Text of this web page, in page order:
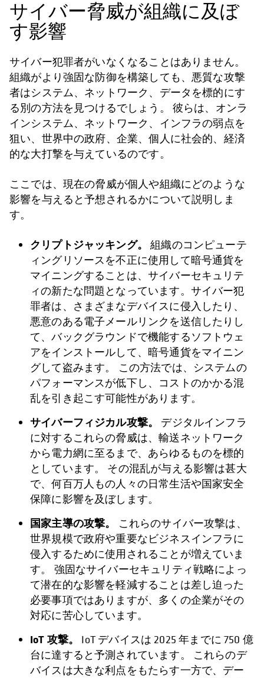
サイバー脅威が組織に及ぼ
す影響
サイバー犯罪者がいなくなることはありません。
組織がより強固な防御を構築しても、悪質な攻撃
者はシステム、ネットワーク、データを標的にす
る別の方法を見つけるでしょう。 彼らは、オンラ
インシステム、ネットワーク、インフラの弱点を
狙い、世界中の政府、企業、個人に社会的、経済
的な大打撃を与えているのです。
ここでは、現在の脅威が個人や組織にどのような
影響を与えると予想されるかについて説明しま
す。
クリプトジャッキング。
組織のコンピューテ
ィングリソースを不正に使用して暗号通貨を
マイニングすることは、サイバーセキュリテ
ィの新たな問題となっています。サイバー犯
罪者は、さまざまなデバイスに侵入したり、
悪意のある電子メールリンクを送信したりし
て、バックグラウンドで機能するソフトウェ
アをインストールして、暗号通貨をマイニン
グして盗みます。 この方法では、システムの
パフォーマンスが低下し、コストのかかる混
乱を引き起こす可能性があります。
サイバーフィジカル攻撃。
デジタルインフラ
に対するこれらの脅威は、輸送ネットワーク
から電力網に至るまで、あらゆるものを標的
としています。 その混乱が与える影響は甚大
で、何百万人もの人々の日常生活や国家安全
保障に影響を及ぼします。
国家主導の攻撃。
これらのサイバー攻撃は、
世界規模で政府や重要なビジネスインフラに
侵入するために使用されることが増えていま
す。 強固なサイバーセキュリティ戦略によっ
て潜在的な影響を軽減することは差し迫った
必要事項ではありますが、多くの企業がその
対応に苦心しています。
IoT 攻撃。
IoT デバイスは 2025 年までに 750 億
台に達すると予測されています。 これらのデ
バイスは大きな利点をもたらす一方で、デー